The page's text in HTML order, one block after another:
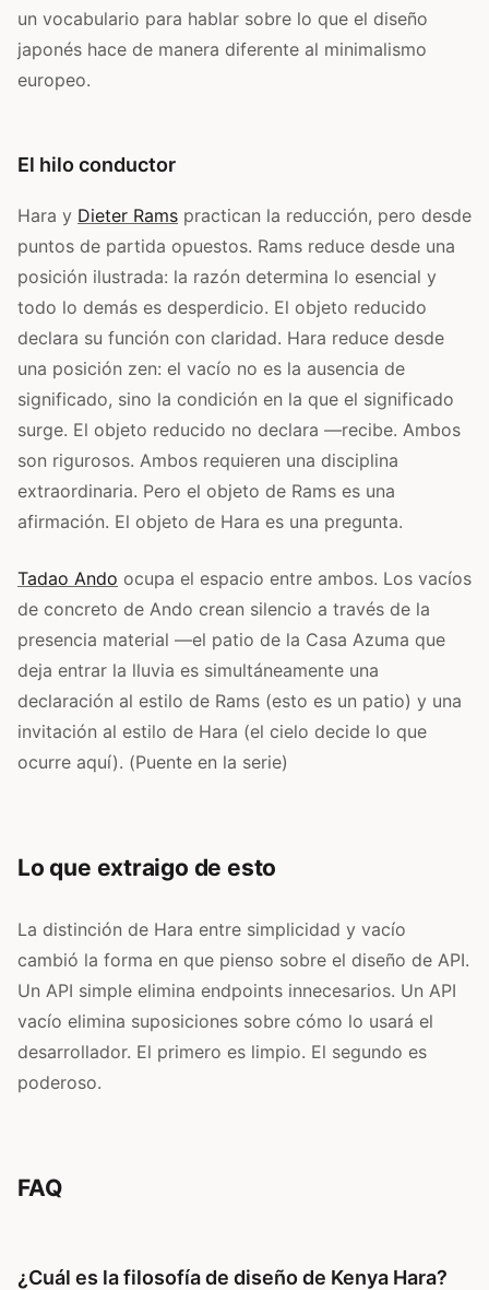
un vocabulario para hablar sobre lo que el diseño
japonés hace de manera diferente al minimalismo
europeo.
El hilo conductor
Hara y Dieter Rams practican la reducción, pero desde
puntos de partida opuestos. Rams reduce desde una
posición ilustrada: la razón determina lo esencial y
todo lo demás es desperdicio. El objeto reducido
declara su función con claridad. Hara reduce desde
una posición zen: el vacío no es la ausencia de
significado, sino la condición en la que el significado
surge. El objeto reducido no declara —recibe. Ambos
son rigurosos. Ambos requieren una disciplina
extraordinaria. Pero el objeto de Rams es una
afirmación. El objeto de Hara es una pregunta.
Tadao Ando ocupa el espacio entre ambos. Los vacíos
de concreto de Ando crean silencio a través de la
presencia material —el patio de la Casa Azuma que
deja entrar la lluvia es simultáneamente una
declaración al estilo de Rams (esto es un patio) y una
invitación al estilo de Hara (el cielo decide lo que
ocurre aquí). (Puente en la serie)
Lo que extraigo de esto
La distinción de Hara entre simplicidad y vacío
cambió la forma en que pienso sobre el diseño de API.
Un API simple elimina endpoints innecesarios. Un API
vacío elimina suposiciones sobre cómo lo usará el
desarrollador. El primero es limpio. El segundo es
poderoso.
FAQ
¿Cuál es la filosofía de diseño de Kenya Hara?